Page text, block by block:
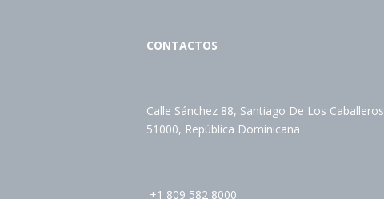
CONTACTOS
Calle Sánchez 88, Santiago De Los Caballeros
51000, República Dominicana
+1 809 582 8000